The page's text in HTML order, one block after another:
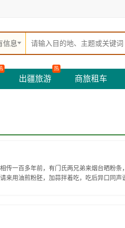
信息
出疆旅游
热
商旅租车
传一百多年前，有门氏两兄弟来烟台晒粉条
来用油煎粉胚，加蒜拌着吃，吃后异口同声